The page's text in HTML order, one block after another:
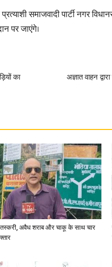
समाजवादी पार्टी नगर
पर जाएंगे।
का
अज्ञात वाहन
अवैध शराब और चाकू के साथ चार